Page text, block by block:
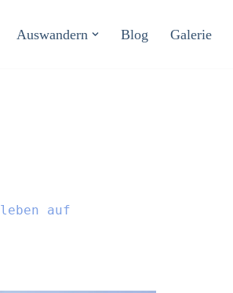
Auswandern Blog Galerie
leben auf